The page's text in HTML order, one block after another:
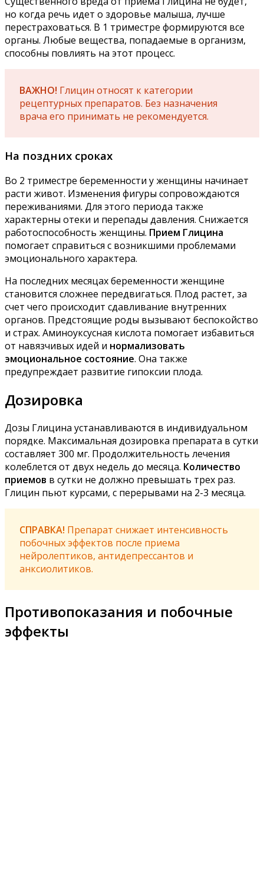
но когда речь идет о здоровье малыша, лучше
перестраховаться. В 1 триместре формируются все
органы. Любые вещества, попадаемые в организм,
способны повлиять на этот процесс.
ВАЖНО! Глицин относят к категории
рецептурных препаратов. Без назначения
врача его принимать не рекомендуется.
На поздних сроках
Во 2 триместре беременности у женщины начинает
расти живот. Изменения фигуры сопровождаются
переживаниями. Для этого периода также
характерны отеки и перепады давления. Снижается
работоспособность женщины. Прием Глицина
помогает справиться с возникшими проблемами
эмоционального характера.
На последних месяцах беременности женщине
становится сложнее передвигаться. Плод растет, за
счет чего происходит сдавливание внутренних
органов. Предстоящие роды вызывают беспокойство
и страх. Аминоуксусная кислота помогает избавиться
от навязчивых идей и нормализовать
эмоциональное состояние. Она также
предупреждает развитие гипоксии плода.
Дозировка
Дозы Глицина устанавливаются в индивидуальном
порядке. Максимальная дозировка препарата в сутки
составляет 300 мг. Продолжительность лечения
колеблется от двух недель до месяца. Количество
приемов в сутки не должно превышать трех раз.
Глицин пьют курсами, с перерывами на 2-3 месяца.
СПРАВКА! Препарат снижает интенсивность
побочных эффектов после приема
нейролептиков, антидепрессантов и
анксиолитиков.
Противопоказания и побочные
эффекты